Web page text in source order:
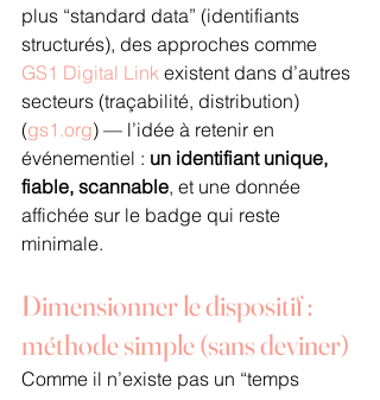
plus “standard data” (identifiants
structurés), des approches comme
GS1 Digital Link existent dans d’autres
secteurs (traçabilité, distribution)
(gs1.org) — l’idée à retenir en
événementiel : un identifiant unique,
fiable, scannable, et une donnée
affichée sur le badge qui reste
minimale.
Dimensionner le dispositif :
méthode simple (sans deviner)
Comme il n’existe pas un “temps